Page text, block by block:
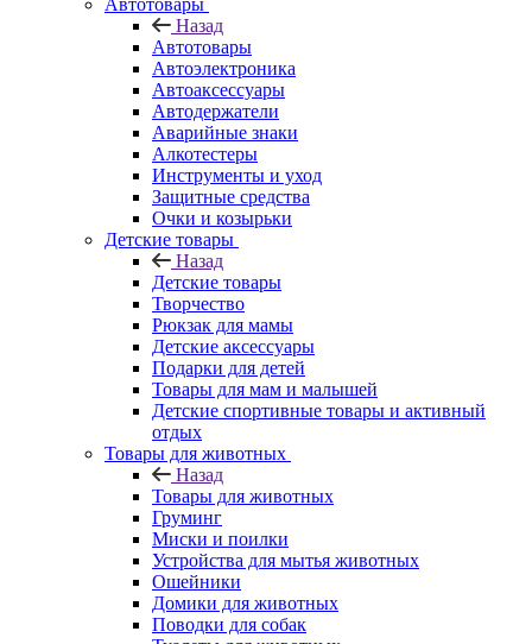
Автотовары
Назад
Автотовары
Автоэлектроника
Автоаксессуары
Автодержатели
Аварийные знаки
Алкотестеры
Инструменты и уход
Защитные средства
Очки и козырьки
Детские товары
Назад
Детские товары
Творчество
Рюкзак для мамы
Детские аксессуары
Подарки для детей
Товары для мам и малышей
Детские спортивные товары и активный
отдых
Товары для животных
Назад
Товары для животных
Груминг
Миски и поилки
Устройства для мытья животных
Ошейники
Домики для животных
Поводки для собак